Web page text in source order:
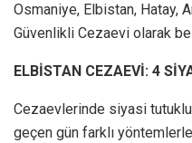
Osmaniye, Elbistan, Hatay,
Güvenlikli Cezaevi olarak
ELBİSTAN CEZAEVİ: 4
Cezaevlerinde siyasi
geçen gün farklı